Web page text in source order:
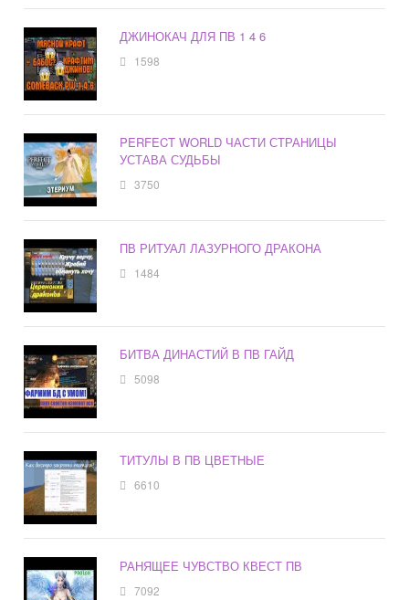
ДЖИНОКАЧ ДЛЯ ПВ 1 4 6
1598
PERFECT WORLD ЧАСТИ СТРАНИЦЫ
УСТАВА СУДЬБЫ
3750
ПВ РИТУАЛ ЛАЗУРНОГО ДРАКОНА
1484
БИТВА ДИНАСТИЙ В ПВ ГАЙД
5098
ТИТУЛЫ В ПВ ЦВЕТНЫЕ
6610
РАНЯЩЕЕ ЧУВСТВО КВЕСТ ПВ
7092